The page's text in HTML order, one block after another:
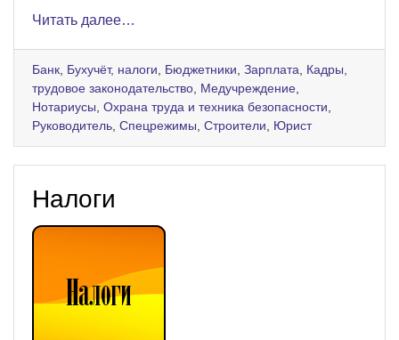
Читать далее…
Банк Бухучёт, налоги Бюджетники Зарплата
Кадры,
трудовое законодательство Медучреждение
Нотариусы Охрана труда и техника безопасности
Руководитель Спецрежимы Строители Юрист
Налоги